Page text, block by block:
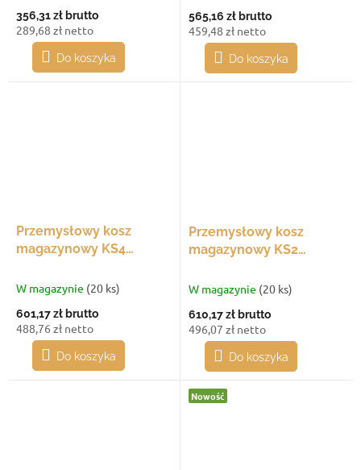
356,31 zł brutto
289,68 zł netto
Do koszyka
565,16 zł brutto
459,48 zł netto
Do koszyka
Przemysłowy kosz
magazynowy KS4
sztaplowalny
W magazynie (20 ks)
601,17 zł brutto
488,76 zł netto
Do koszyka
Przemysłowy kosz
magazynowy KS2
sztaplowalny
W magazynie (20 ks)
610,17 złbrutto
496,07 zł netto
Do koszyka
Nowość